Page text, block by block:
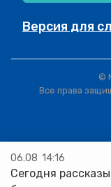
Версия для
©
Все права
06.08 14:16
Сегодня